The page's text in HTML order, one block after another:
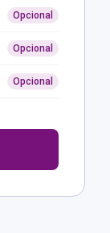
Opcional
Opcional
Opcional